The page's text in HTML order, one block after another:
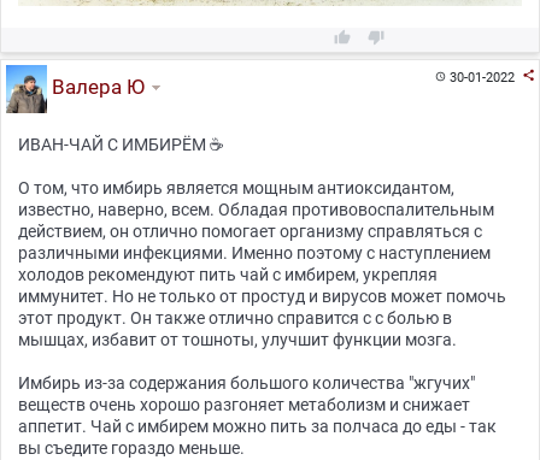
 
30-01-2022 
Валера Ю
ИВАН-ЧАЙ С ИМБИРЁМ ☕
О том, что имбирь является мощным антиоксидантом,
известно, наверно, всем. Обладая противовоспалительным
действием, он отлично помогает организму справляться с
различными инфекциями. Именно поэтому с наступлением
холодов рекомендуют пить чай с имбирем, укрепляя
иммунитет. Но не только от простуд и вирусов может помочь
этот продукт. Он также отлично справится с с болью в
мышцах, избавит от тошноты, улучшит функции мозга.
Имбирь из-за содержания большого количества "жгучих"
веществ очень хорошо разгоняет метаболизм и снижает
аппетит. Чай с имбирем можно пить за полчаса до еды - так
вы съедите гораздо меньше.